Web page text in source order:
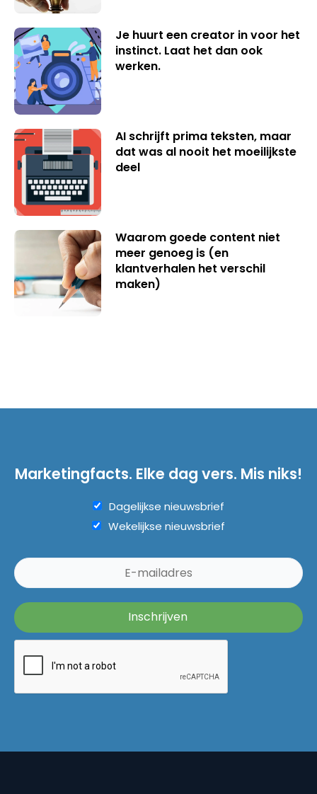
Je huurt een creator in voor het
instinct. Laat het dan ook
werken.
AI schrijft prima teksten, maar
dat was al nooit het moeilijkste
deel
Waarom goede content niet
meer genoeg is (en
klantverhalen het verschil
maken)
Marketingfacts. Elke dag vers. Mis niks!
Dagelijkse nieuwsbrief
Wekelijkse nieuwsbrief